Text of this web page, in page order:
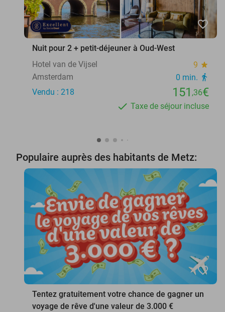
favorite_border
Nuit pour 2 + petit-déjeuner à Oud-West
Hotel van de Vijsel
9 star
Amsterdam 0 min. directions_walk
Vendu : 218 151 ,36€
Taxe de séjour incluse
Populaire auprès des habitants de Metz:
favorite_border
Tentez gratuitement votre chance de gagner un
voyage de rêve d'une valeur de 3.000 €